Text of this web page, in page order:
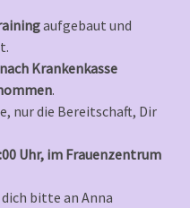
aufgebaut und
Krankenkasse
.
nur die Bereitschaft, Dir
Uhr, im Frauenzentrum
bitte an Anna